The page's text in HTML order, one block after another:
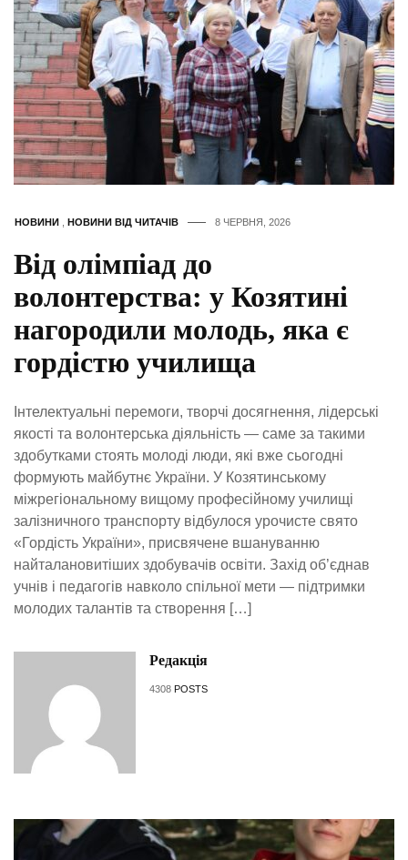
НОВИНИ НОВИНИ ВІД ЧИТАЧІВ 8 ЧЕРВНЯ, 2026
Від олімпіад до
волонтерства: у Козятині
нагородили молодь, яка є
гордістю училища
Інтелектуальні перемоги, творчі досягнення, лідерські
якості та волонтерська діяльність — саме за такими
здобутками стоять молоді люди, які вже сьогодні
формують майбутнє України. У Козятинському
міжрегіональному вищому професійному училищі
залізничного транспорту відбулося урочисте свято
«Гордість України», присвячене вшануванню
найталановитіших здобувачів освіти. Захід об’єднав
учнів і педагогів навколо спільної мети — підтримки
молодих талантів та створення […]
Редакція
4308 POSTS